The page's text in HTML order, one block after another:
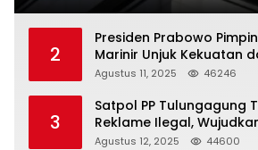
2
Presiden Prabowo
Marinir Unjuk Kekuatan
Struktur Baru
Agustus 11, 2025 46246
3
Satpol PP Tulungagung
Reklame Ilegal,
dan Indah
Agustus 12, 2025 44600